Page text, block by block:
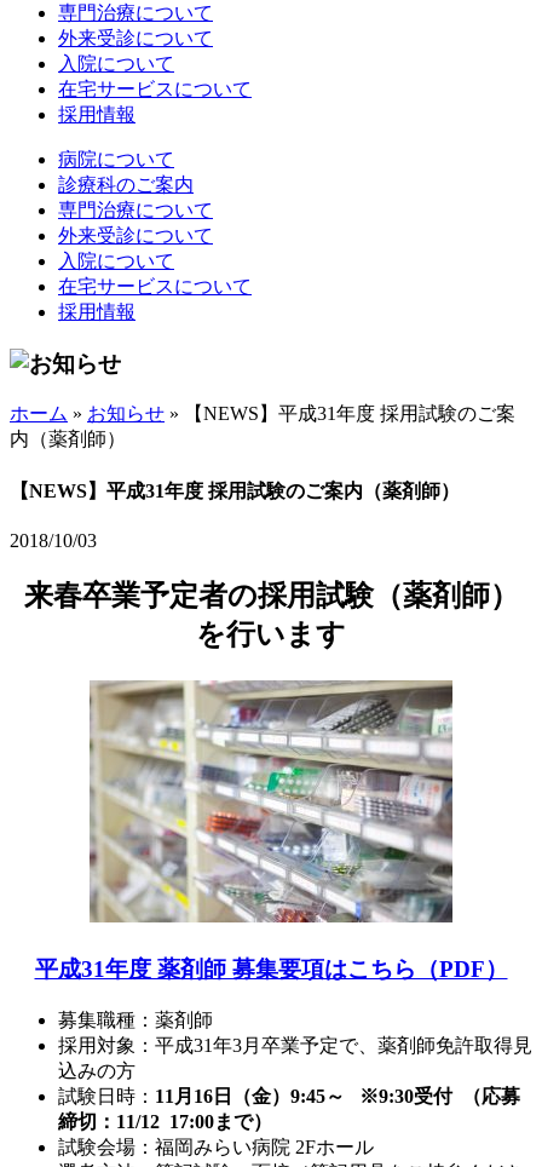
専門治療について
外来受診について
入院について
在宅サービスについて
採用情報
病院について
診療科のご案内
専門治療について
外来受診について
入院について
在宅サービスについて
採用情報
ホーム » お知らせ »
【NEWS】平成31年度 採用試験のご案
内（薬剤師）
【NEWS】平成31年度 採用試験のご案内（薬剤師）
2018/10/03
来春卒業予定者の採用試験（薬剤師）
を行います
平成31年度 薬剤師 募集要項はこちら（PDF）
募集職種：薬剤師
採用対象：平成31年3月卒業予定で、薬剤師免許取得見
込みの方
試験日時： 11月16日（金）9:45～ ※9:30受付 （応募
締切：11/12 17:00まで）
試験会場：福岡みらい病院 2Fホール